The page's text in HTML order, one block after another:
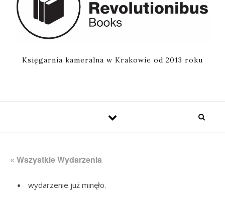
Księgarnia kameralna w Krakowie od 2013 roku
« Wszystkie Wydarzenia
wydarzenie już minęło.